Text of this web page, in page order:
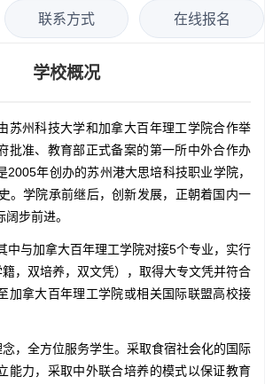
联系方式 在线报名
学校概况
苏州科技大学和加拿大百年理工学院合作举
批准、教育部正式备案的第一所中外合作办
2005年创办的苏州港大思培科技职业学院，
。学院承前继后，创新发展，正朝着国内一
步前进。
中与加拿大百年理工学院对接5个专业，实行
籍，双培养，双文凭），取得大专文凭并符合
加拿大百年理工学院或相关国际联盟高校接
念，全方位服务学生。采取食宿社会化的国际
能力，采取中外联合培养的模式以保证教育